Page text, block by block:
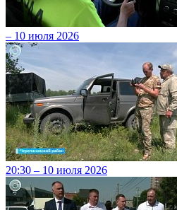
– 10 июля 2026
20:30 – 10 июля 2026